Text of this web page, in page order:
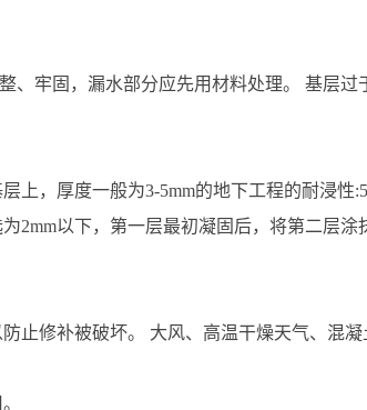
牢固，漏水部分应先用材料处理。 基层过
，厚度一般为3-5mm的地下工程的耐浸性
以下，第一层最初凝固后，将第二层涂
修补被破坏。 大风、高温干燥天气、混凝